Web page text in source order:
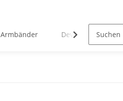
Armbänder Devotionalien